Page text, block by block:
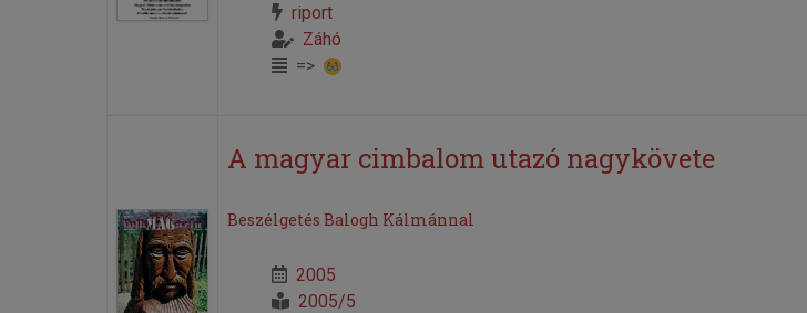
riport
Záhó
=>
A magyar cimbalom utazó nagykövete
Beszélgetés Balogh Kálmánnal
2005
2005/5